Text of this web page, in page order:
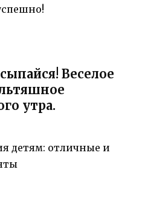
Веселое
утра.